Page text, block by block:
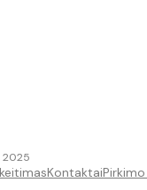
2025
Kontaktai